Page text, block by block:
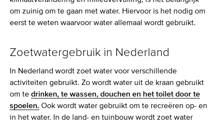
om zuinig om te gaan met water. Hiervoor is het nodig om
eerst te weten waarvoor water allemaal wordt gebruikt.
Zoetwatergebruik in Nederland
In Nederland wordt zoet water voor verschillende
activiteiten gebruikt. Zo wordt water uit de kraan gebruikt
om te drinken, te wassen, douchen en het toilet door te
spoelen. Ook wordt water gebruikt om te recreëren op- en
in het water. In de land- en tuinbouw wordt zoet water